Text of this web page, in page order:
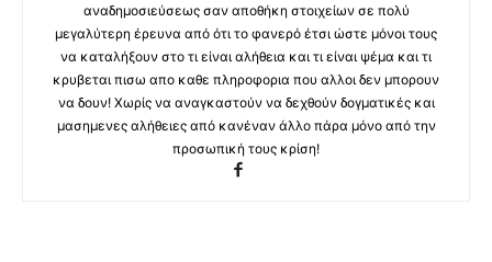
αναδημοσιεύσεως σαν αποθήκη στοιχείων σε πολύ
μεγαλύτερη έρευνα από ότι το φανερό έτσι ώστε μόνοι τους
να καταλήξουν στο τι είναι αλήθεια και τι είναι ψέμα και τι
κρυβεται πισω απο καθε πληροφορια που αλλοι δεν μπορουν
να δουν! Χωρίς να αναγκαστούν να δεχθούν δογματικές και
μασημενες αλήθειες από κανέναν άλλο πάρα μόνο από την
προσωπική τους κρίση!